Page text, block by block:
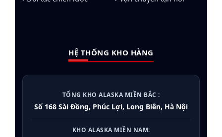
HỆ THỐNG KHO HÀNG
TỔNG KHO ALASKA MIỀN BẮC :
Số 168 Sài Đồng, Phúc Lợi, Long Biên, Hà Nội
KHO ALASKA MIỀN NAM: